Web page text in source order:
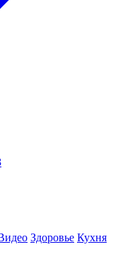
Здоровье Кухня